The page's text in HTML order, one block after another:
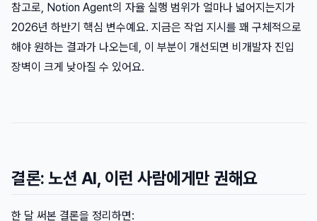
참고로, Notion Agent의 자율 실행 범위가 얼마나 넓어지는지가
2026년 하반기 핵심 변수예요. 지금은 작업 지시를 꽤 구체적으로
해야 원하는 결과가 나오는데, 이 부분이 개선되면 비개발자 진입
장벽이 크게 낮아질 수 있어요.
결론: 노션 AI, 이런 사람에게만 권해요
한 달 써본 결론을 정리하면: